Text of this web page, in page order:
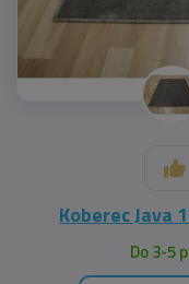
Koberec Java
Do 3-5